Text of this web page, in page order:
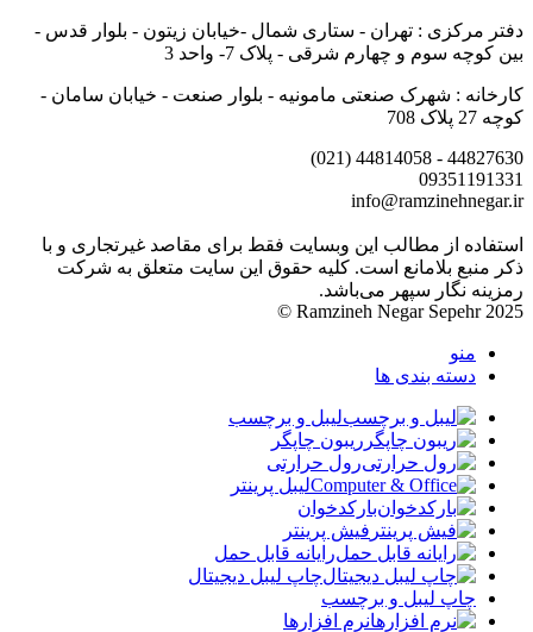
دفتر مرکزی : تهران - ستاری شمال -خیابان زیتون - بلوار قدس -
بین کوچه سوم و چهارم شرقی - پلاک 7- واحد 3
کارخانه : شهرک صنعتی مامونیه - بلوار صنعت - خیابان سامان -
کوچه 27 پلاک 708
44827630 - 44814058 (021)
09351191331
info@ramzinehnegar.ir
استفاده از مطالب این وبسایت فقط برای مقاصد غیرتجاری و با
ذکر منبع بلامانع است. کلیه حقوق این سایت متعلق به شرکت
رمزینه نگار سپهر می‌باشد.
Ramzineh Negar Sepehr 2025 ©
منو
دسته بندی ها
لیبل و برچسب
ریبون چاپگر
رول حرارتی
لیبل پرینتر
بارکدخوان
فیش پرینتر
رایانه قابل حمل
چاپ لیبل دیجیتال
چاپ لیبل و برچسب
نرم افزارها